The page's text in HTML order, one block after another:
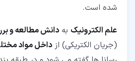
۵‏-‏۳‏- گرایش های رشته مهندسی الکترونیک
شده است.
علم الکترونیک به دانش مطالعه و
(جریان الکتریکی) از داخل مواد